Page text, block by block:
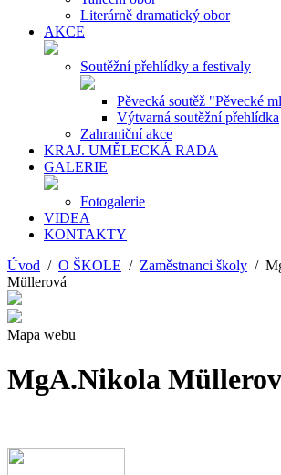
Literárně dramatický obor
AKCE
Soutěžní přehlídky a festivaly
Pěvecká soutěž "Pěvecké
Výtvarná soutěžní přehlídka
Zahraniční akce
KRAJ. UMĚLECKÁ RADA
GALERIE
Fotogalerie
VIDEA
KONTAKTY
Úvod / O ŠKOLE / Zaměstnanci školy /
Müllerová
Mapa webu
MgA.Nikola